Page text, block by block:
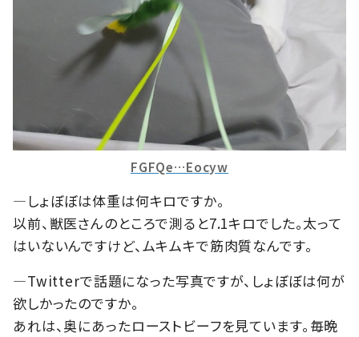
FGFQe…Eocyw
―しょぼぼは体重は何キロですか。
以前、獣医さんのところで測ると7.1キロでした。太って
はいないんですけど、ムキムキで筋肉質なんです。
―Twitterで話題になった写真ですが、しょぼぼは何が
欲しかったのですか。
あれは、奥にあったローストビーフを見ています。毎晩